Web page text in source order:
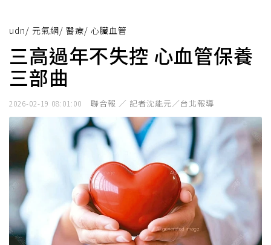
udn/ 元氣網/ 醫療/ 心臟血管
三高過年不失控 心血管保養
三部曲
2026-02-19 08:01:00 聯合報 ／ 記者沈能元／台北報導